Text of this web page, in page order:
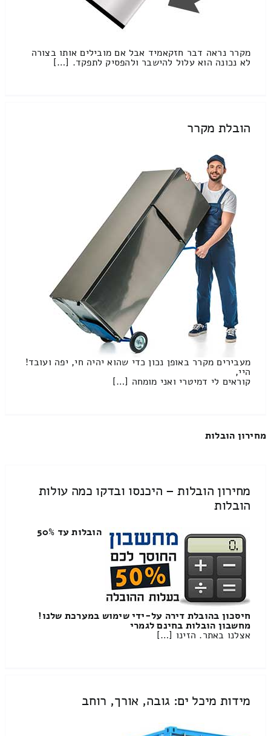
מקרר נראה דבר חזקאמיד אבל אם מובילים אותו בצורה
לא נכונה הוא עלול להישבר ולהפסיק לתפקד. […]
הובלת מקרר
מעבירים מקרר באופן נכון כדי שהוא יהיה חי, יפה ועובד!
היי,
קוראים לי דמיטרי ואני מומחה […]
מחירון הובלות
מחירון הובלות – היכנסו ובדקו כמה עולות
הובלות
הובלות עד 50%
חיסכון בהובלת דירה על-ידי שימוש במערכת שלנו!
מחשבון הובלות בחינם לגמרי
אצלנו באתר. הזינו […]
מידות מיכל ים: גובה, אורך, רוחב